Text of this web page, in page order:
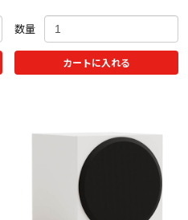
数量
カートに入れる